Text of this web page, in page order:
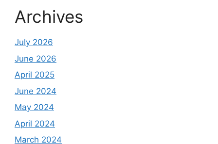
Archives
July 2026
June 2026
April 2025
June 2024
May 2024
April 2024
March 2024